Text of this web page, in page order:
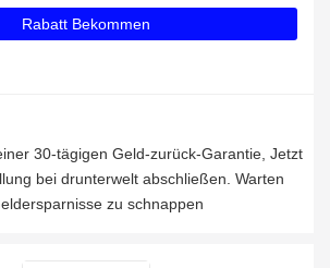
Rabatt Bekommen
30-tägigen Geld-zurück-Garantie, Jetzt
bei drunterwelt abschließen. Warten
zu schnappen